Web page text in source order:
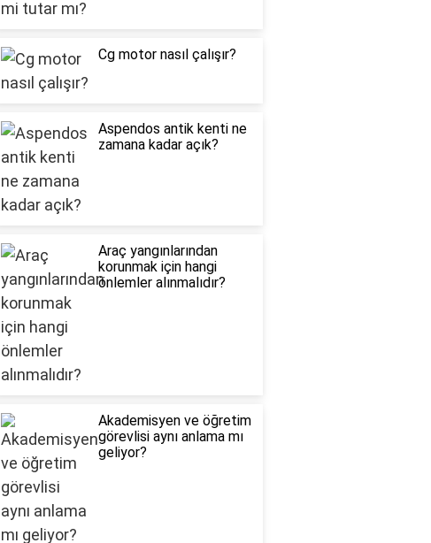
Cg motor nasıl çalışır?
Aspendos antik kenti ne
zamana kadar açık?
Araç yangınlarından
korunmak için hangi
önlemler alınmalıdır?
Akademisyen ve öğretim
görevlisi aynı anlama mı
geliyor?